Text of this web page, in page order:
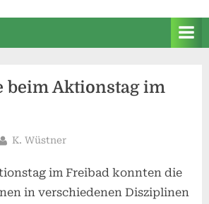
beim Aktionstag im
By
K. Wüstner
im Freibad konnten die
in verschiedenen Disziplinen